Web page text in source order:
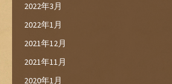
2022年3月
2022年1月
2021年12月
2021年11月
2020年1月